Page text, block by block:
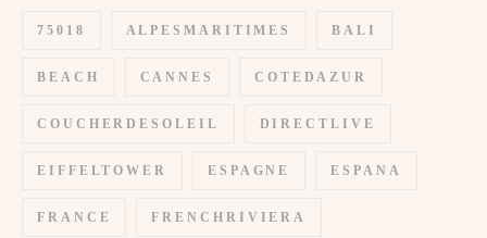
75018 ALPESMARITIMES BALI
BEACH CANNES COTEDAZUR
COUCHERDESOLEIL DIRECTLIVE
EIFFELTOWER ESPAGNE ESPANA
FRANCE FRENCHRIVIERA